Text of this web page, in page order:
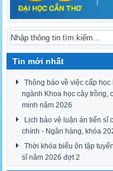
Tin mới nhất
Thông báo về việc cấp
ngành Khoa học cây trồng,
minh năm 2026
Lịch bảo vệ luận án tiến sĩ
chính - Ngân hàng, khóa
Thời khóa biểu ôn tập
sĩ năm 2026 đợt 2